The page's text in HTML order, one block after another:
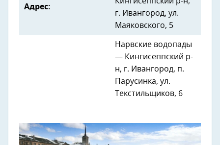
Адрес:
г. Ивангород, ул.
Маяковского, 5
Нарвские водопады
— Кингисеппский р-
н, г. Ивангород, п.
Парусинка, ул.
Текстильщиков, 6